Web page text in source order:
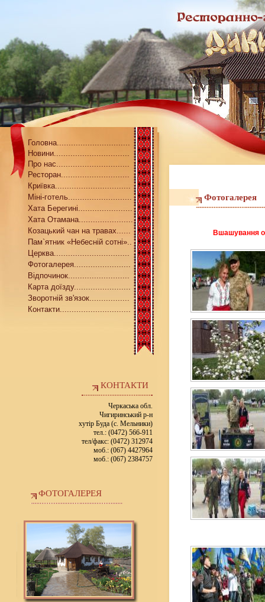
Головна...............................
Новини................................
Про нас...............................
Ресторан.............................
Криївка................................
Міні-готель...........................
Хата Берегині.......................
Хата Отамана.......................
Козацький чан на травах......
Пам`ятник «Небесній сотні»..
Церква................................
Фотогалерея........................
Відпочинок..........................
Карта доїзду........................
Зворотній зв'язок.................
Контакти..............................
КОНТАКТИ
Черкаська обл.
Чигиринський р-н
хутір Буда (с. Мельники)
тел.: (0472) 566-911
тел/факс: (0472) 312974
моб.: (067) 4427964
моб.: (067) 2384757
ФОТОГАЛЕРЕЯ
Фотогалерея
Вшашування